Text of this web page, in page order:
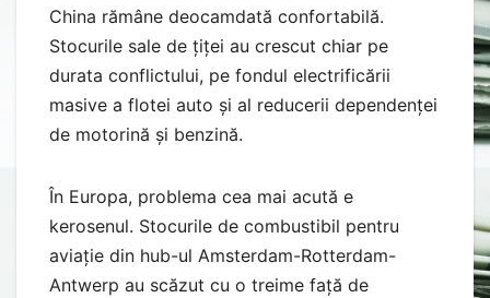
China rămâne deocamdată confortabilă.
Stocurile sale de țiței au crescut chiar pe
durata conflictului, pe fondul electrificării
masive a flotei auto și al reducerii dependenței
de motorină și benzină.
În Europa, problema cea mai acută e
kerosenul. Stocurile de combustibil pentru
aviație din hub-ul Amsterdam-Rotterdam-
Antwerp au scăzut cu o treime față de